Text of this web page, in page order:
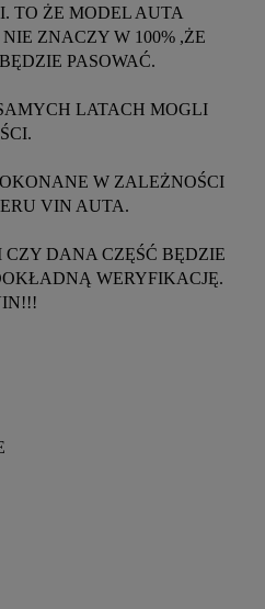
TO ŻE MODEL AUTA
ZNACZY W 100% ,ŻE
PASOWAĆ.
LATACH MOGLI
W ZALEŻNOŚCI
VIN AUTA.
DANA CZĘŚĆ BĘDZIE
WERYFIKACJĘ.